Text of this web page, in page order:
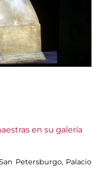
en su galería
Petersburgo, Palacio